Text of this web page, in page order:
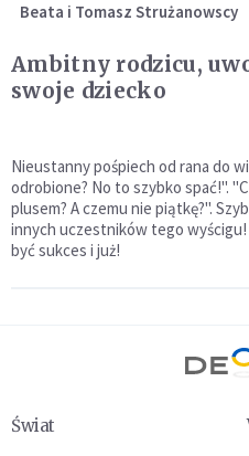
Beata i Tomasz Strużanowscy
Ambitny rodzicu,
swoje dziecko
Nieustanny pośpiech od rana do
odrobione? No to szybko spać!".
plusem? A czemu nie piątkę?".
innych uczestników tego wyścigu!
być sukces i już!
Świat